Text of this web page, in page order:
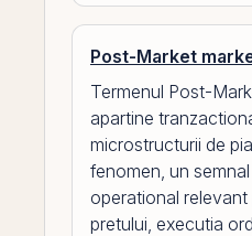
Post-Market
Termenul Post-
apartine
microstructurii de
fenomen, un
operational
pretului, executia